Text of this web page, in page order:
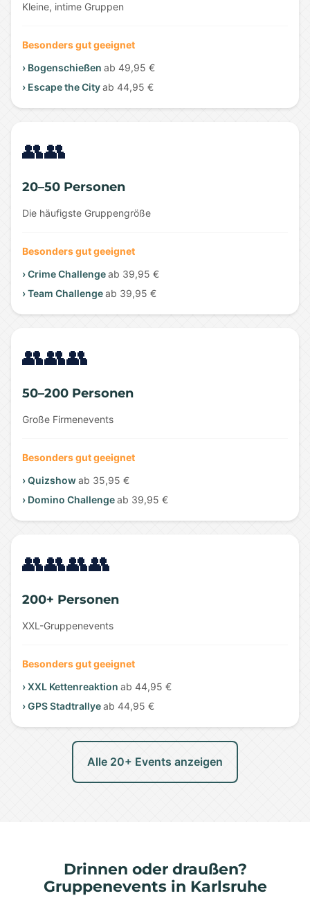
Kleine, intime Gruppen
Besonders gut geeignet
› Bogenschießen ab 49,95 €
› Escape the Cityab 44,95 €
👥👥
20–50 Personen
Die häufigste Gruppengröße
Besonders gut geeignet
› Crime Challengeab 39,95 €
› Team Challengeab 39,95 €
👥👥👥
50–200 Personen
Große Firmenevents
Besonders gut geeignet
› Quizshowab 35,95 €
› Domino Challengeab 39,95 €
👥👥👥👥
200+ Personen
XXL-Gruppenevents
Besonders gut geeignet
› XXL Kettenreaktion ab 44,95 €
› GPS Stadtrallyeab 44,95 €
Alle 20+ Events anzeigen
Drinnen oder draußen?
Gruppenevents in Karlsruhe